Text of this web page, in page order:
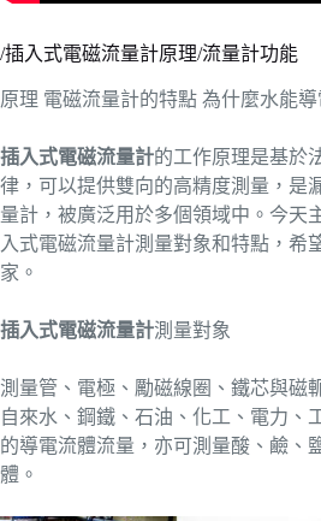
/插入式電磁流量計原理/流量計功能
原理 電磁流量計的特點 為什麼水能導
插入式電磁流量計的工作原理是基於
律，可以提供雙向的高精度測量，是
量計，被廣泛用於多個領域中。今天
入式電磁流量計測量對象和特點，希
家。
插入式電磁流量計測量對象
測量管、電極、勵磁線圈、鐵芯與磁
自來水、鋼鐵、石油、化工、電力、
的導電流體流量，亦可測量酸、鹼、
體。